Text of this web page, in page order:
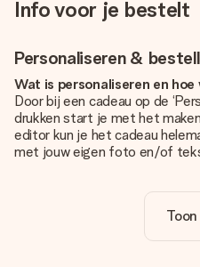
Info voor je bestelt
Personaliseren &
Wat is personaliseren en
Door bij een cadeau op de
drukken start je met het
editor kun je het cadeau
met jouw eigen foto en/of
Is personalisatie in de prijs
De prijs die op de website